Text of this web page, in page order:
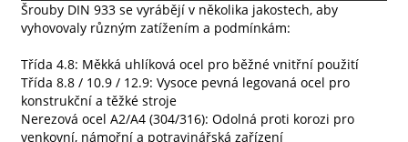
Šrouby DIN 933 se vyrábějí v několika jakostech, aby
vyhovovaly různým zatížením a podmínkám:
Třída 4.8: Měkká uhlíková ocel pro běžné vnitřní použití
Třída 8.8 / 10.9 / 12.9: Vysoce pevná legovaná ocel pro
konstrukční a těžké stroje
Nerezová ocel A2/A4 (304/316): Odolná proti korozi pro
venkovní, námořní a potravinářská zařízení